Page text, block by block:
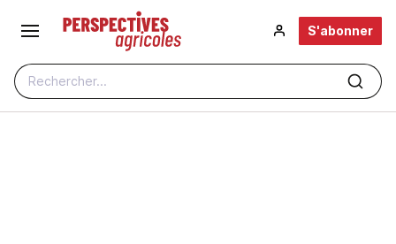
Aller au contenu principal
Rechercher...
S'abonner